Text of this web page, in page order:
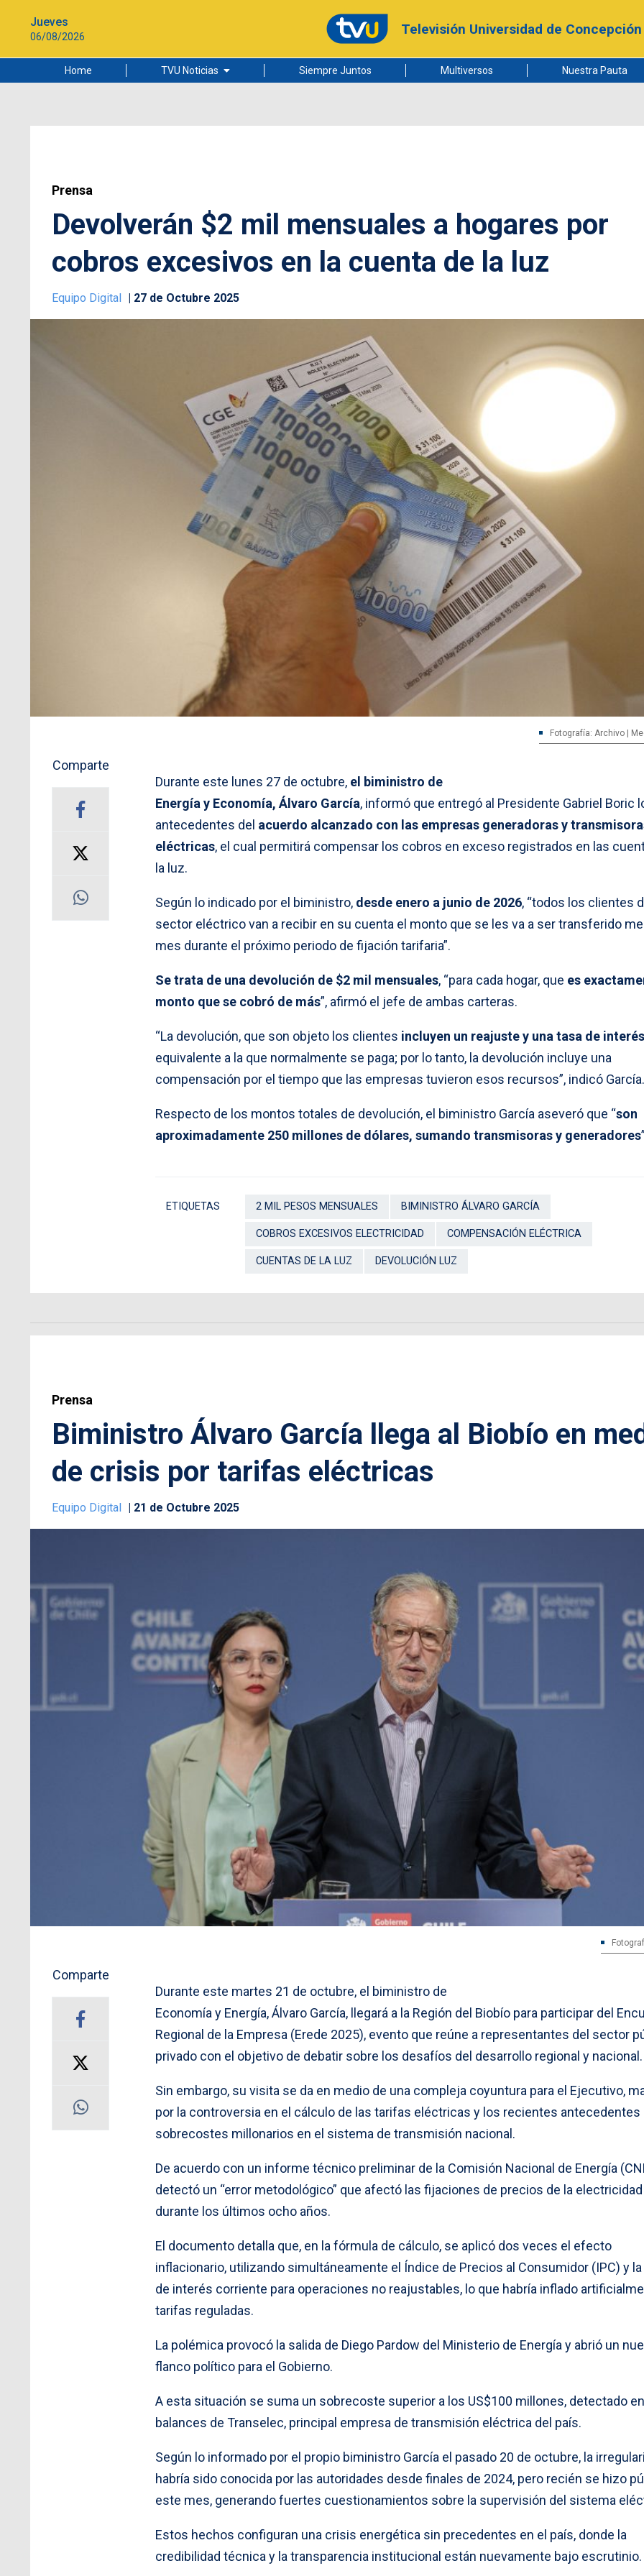
Jueves
06/08/2026 Televisión Universidad de Concepción
Home TVU Noticias
Ciudad
Siempre Juntos Multiversos Nuestra Pauta
Prensa
Devolverán $2 mil mensuales a hogares por
cobros excesivos en la cuenta de la luz
Equipo Digital 27 de Octubre 2025
Fotografía: Archivo |
Comparte
Durante este lunes 27 de octubre, el biministro de
Energía y Economía, Álvaro García, informó que entregó al Presidente Gabriel Boric
antecedentes del acuerdo alcanzado con las empresas generadoras y
eléctricas, el cual permitirá compensar los cobros en exceso registrados en las
la luz.
Según lo indicado por el biministro, desde enero a junio de 2026, “todos los clientes
sector eléctrico van a recibir en su cuenta el monto que se les va a ser transferido
mes durante el próximo periodo de fijación tarifaria”.
Se trata de una devolución de $2 mil mensuales, “para cada hogar, que es
monto que se cobró de más”, afirmó el jefe de ambas carteras.
“La devolución, que son objeto los clientes incluyen un reajuste y una tasa de interés
equivalente a la que normalmente se paga; por lo tanto, la devolución incluye una
compensación por el tiempo que las empresas tuvieron esos recursos”, indicó García.
Respecto de los montos totales de devolución, el biministro García aseveró que “son
aproximadamente 250 millones de dólares, sumando transmisoras y generadores
ETIQUETAS 2 MIL PESOS MENSUALES BIMINISTRO ÁLVARO GARCÍA
COBROS EXCESIVOS ELECTRICIDAD COMPENSACIÓN ELÉCTRICA
CUENTAS DE LA LUZ DEVOLUCIÓN LUZ
Prensa
Biministro Álvaro García llega al Biobío en
de crisis por tarifas eléctricas
Equipo Digital 21 de Octubre 2025
Comparte
Durante este martes 21 de octubre, el biministro de
Economía y Energía, Álvaro García, llegará a la Región del Biobío para participar del
Regional de la Empresa (Erede 2025), evento que reúne a representantes del sector
privado con el objetivo de debatir sobre los desafíos del desarrollo regional y nacional.
Sin embargo, su visita se da en medio de una compleja coyuntura para el Ejecutivo,
por la controversia en el cálculo de las tarifas eléctricas y los recientes antecedentes
sobrecostes millonarios en el sistema de transmisión nacional.
De acuerdo con un informe técnico preliminar de la Comisión Nacional de Energía
detectó un “error metodológico” que afectó las fijaciones de precios de la electricidad
durante los últimos ocho años.
El documento detalla que, en la fórmula de cálculo, se aplicó dos veces el efecto
inflacionario, utilizando simultáneamente el Índice de Precios al Consumidor (IPC) y la
de interés corriente para operaciones no reajustables, lo que habría inflado
tarifas reguladas.
La polémica provocó la salida de Diego Pardow del Ministerio de Energía y abrió un
flanco político para el Gobierno.
A esta situación se suma un sobrecoste superior a los US$100 millones, detectado
balances de Transelec, principal empresa de transmisión eléctrica del país.
Según lo informado por el propio biministro García el pasado 20 de octubre, la
habría sido conocida por las autoridades desde finales de 2024, pero recién se hizo
este mes, generando fuertes cuestionamientos sobre la supervisión del sistema
Estos hechos configuran una crisis energética sin precedentes en el país, donde la
credibilidad técnica y la transparencia institucional están nuevamente bajo escrutinio.